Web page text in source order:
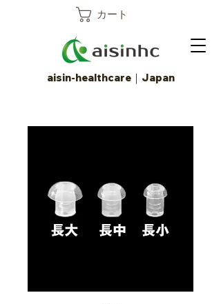
aisin-healthcare｜Japan
カート